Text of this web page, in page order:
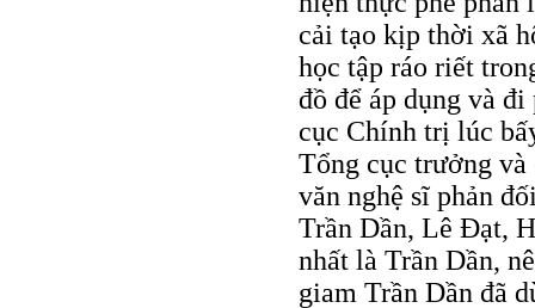
cải tạo kịp thời xã
học tập ráo riết
đồ để áp dụng và
cục Chính trị lúc
Tổng cục trưởng
văn nghệ sĩ phản
Trần Dần, Lê Đạt,
nhất là Trần Dần,
giam Trần Dần đã